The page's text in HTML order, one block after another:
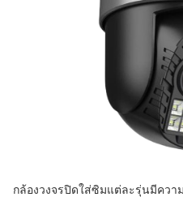
กล้องวงจรปิดใส่ซิมแต่ละรุ่นมีคว